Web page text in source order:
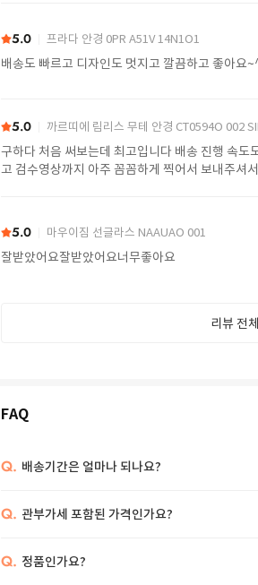
5.0 프라다 안경 0PR A51V 14N1O1
배송도 빠르고 디자인도 멋지고 깔끔하고 좋아요
5.0 까르띠에 림리스 무테 안경 CT0594O 002
구하다 처음 써보는데 최고입니다 배송 진행 속도
고 검수영상까지 아주 꼼꼼하게 찍어서 보내주셔
5.0 마우이짐 선글라스 NAAUAO 001
잘받았어요잘받았어요너무좋아요
리뷰 전
FAQ
Q. 배송기간은 얼마나 되나요?
Q. 관부가세 포함된 가격인가요?
Q. 정품인가요?